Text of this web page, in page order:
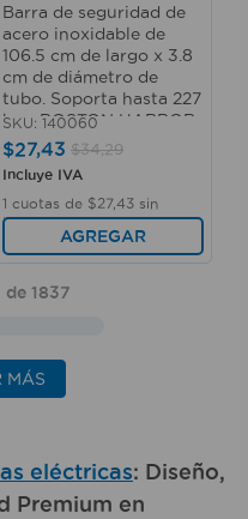
Barra de seguridad de
acero inoxidable de
106.5 cm de largo x 3.8
cm de diámetro de
tubo. Soporta hasta 227
kg - BOSTON HARBOR
SKU: 140060
$27,43 $34,29
Incluye IVA
1 cuotas de $27,43 sin
interés
AGREGAR
de 1837
MÁS
eléctricas: Diseño,
Premium en